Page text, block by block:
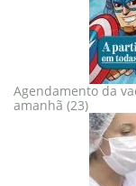
Agendamento da
amanhã (23)